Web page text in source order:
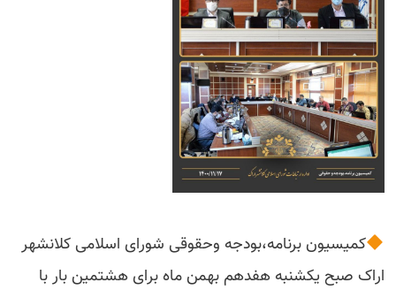
کمیسیون برنامه،بودجه و‌حقوقی شورای اسلامی کلانشهر
اراک صبح یکشنبه هفدهم بهمن ماه برای هشتمین بار با